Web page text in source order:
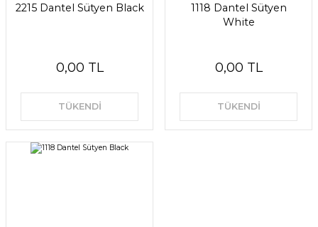
2215 Dantel Sütyen Black
0,00 TL
TÜKENDİ
1118 Dantel Sütyen
White
0,00 TL
TÜKENDİ